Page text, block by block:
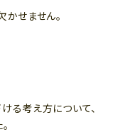
せません。
る考え方について、